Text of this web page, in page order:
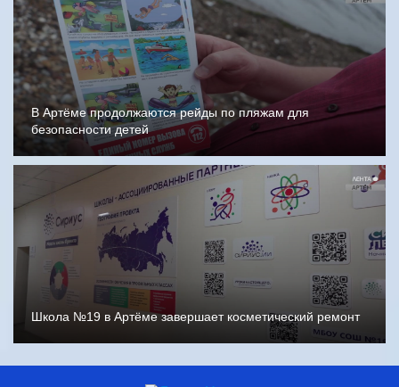
В Артёме продолжаются рейды по пляжам для
безопасности детей
Школа №19 в Артёме завершает косметический ремонт